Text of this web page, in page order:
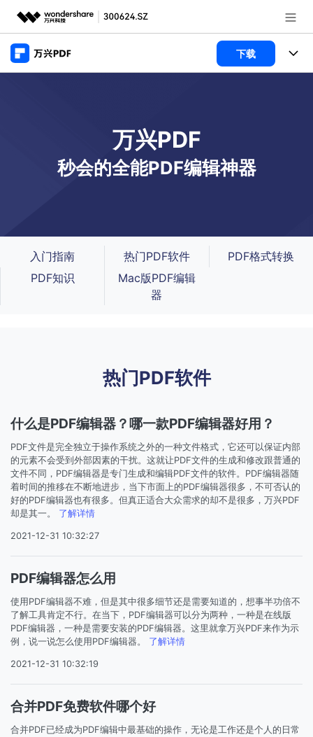
推荐产品
客服热线：4000-300624
下载
万兴PDF Mac版
PDF新功能
PDF转换器
PDF加密
PDF表格
PDF页面调整
PDF文件创建
经销商招募
用户指南
常见问题
01.热门软件
02.转换PDF
03.编辑PDF
查看更多 >
登录 立即购买
万兴PDF
秒会的全能PDF编辑神器
入门指南 热门PDF软件
PDF格式转换
PDF知识
Mac版PDF编辑
器
热门PDF软件
什么是PDF编辑器？哪一款PDF编辑器好用？
PDF文件是完全独立于操作系统之外的一种文件格式，它还可以保证内部
的元素不会受到外部因素的干扰。这就让PDF文件的生成和修改跟普通的
文件不同，PDF编辑器是专门生成和编辑PDF文件的软件。PDF编辑器随
着时间的推移在不断地进步，当下市面上的PDF编辑器很多，不可否认的
好的PDF编辑器也有很多。但真正适合大众需求的却不是很多，万兴PDF
却是其一。 了解详情
2021-12-31 10:32:27
PDF编辑器怎么用
使用PDF编辑器不难，但是其中很多细节还是需要知道的，想事半功倍不
了解工具肯定不行。在当下，PDF编辑器可以分为两种，一种是在线版
PDF编辑器，一种是需要安装的PDF编辑器。这里就拿万兴PDF来作为示
例，说一说怎么使用PDF编辑器。 了解详情
2021-12-31 10:32:19
合并PDF免费软件哪个好
合并PDF已经成为PDF编辑中最基础的操作，无论是工作还是个人的日常